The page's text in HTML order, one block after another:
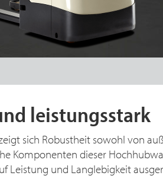
leistungsstark
sich Robustheit sowohl von
Komponenten dieser
Leistung und Langlebigkeit